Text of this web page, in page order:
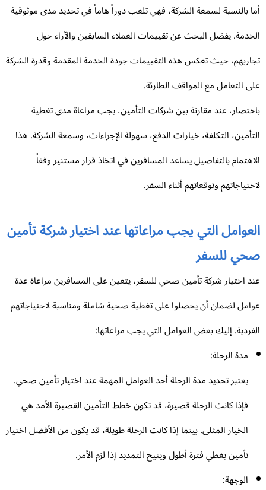
بالنسبة لسمعة الشركة، فهي تلعب دوراً هاماً في تحديد مدى موثوقية
يفضل البحث عن تقييمات العملاء السابقين والآراء حول
حيث تعكس هذه التقييمات جودة الخدمة المقدمة وقدرة الشركة
التعامل مع المواقف الطارئة.
عند مقارنة بين شركات التأمين، يجب مراعاة مدى تغطية
التكلفة، خيارات الدفع، سهولة الإجراءات، وسمعة الشركة. هذا
بالتفاصيل يساعد المسافرين في اتخاذ قرار مستنير وفقاً
وتوقعاتهم أثناء السفر.
التي يجب مراعاتها عند اختيار شركة تأمين
للسفر
اختيار شركة تأمين صحي للسفر، يتعين على المسافرين مراعاة عدة
لضمان أن يحصلوا على تغطية صحية شاملة ومناسبة لاحتياجاتهم
إليك بعض العوامل التي يجب مراعاتها:
مدة الرحلة:
يعتبر تحديد مدة الرحلة أحد العوامل المهمة عند اختيار تأمين صحي.
فإذا كانت الرحلة قصيرة، قد تكون خطط التأمين القصيرة الأمد هي
الخيار المثلى. بينما إذا كانت الرحلة طويلة، قد يكون من الأفضل اختيار
تأمين يغطي فترة أطول ويتيح التمديد إذا لزم الأمر.
الوجهة: